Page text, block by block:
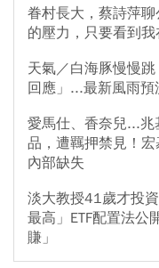
眷村長大，蔡詩萍
的壓力，只要看到
天氣／白海豚慢慢
回應」...最新風雨
愛馬仕、香奈兒...
品，遭羈押禁見！
內部缺失
淡大教授41歲才投
最高」ETF配置法
賺」